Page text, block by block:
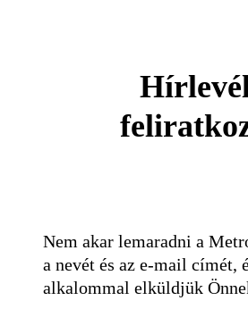
Nem akar lemaradni a
a nevét és az e-mail címét,
alkalommal elküldjük